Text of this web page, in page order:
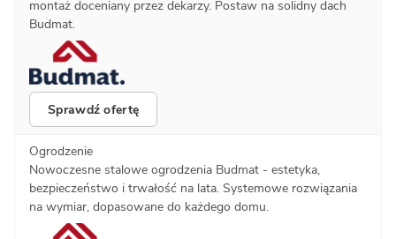
montaż doceniany przez dekarzy. Postaw na solidny dach
Budmat.
Sprawdź ofertę
Ogrodzenie
Nowoczesne stalowe ogrodzenia Budmat - estetyka,
bezpieczeństwo i trwałość na lata. Systemowe rozwiązania
na wymiar, dopasowane do każdego domu.